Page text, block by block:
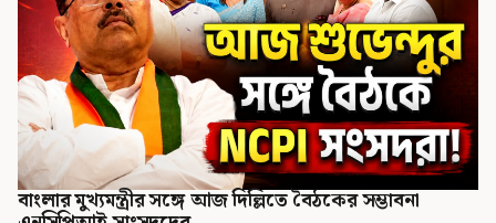
বাংলার মুখ্যমন্ত্রীর সঙ্গে আজ দিল্লিতে বৈঠকের সম্ভাবনা